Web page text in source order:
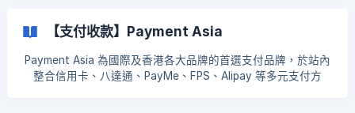
Payments 的支付方式 ▶️設定流程 ▶️官網前台畫面 為什麼選擇
Her
【支付收款】Payment Asia
Payment Asia 為國際及香港各大品牌的首選支付品牌，於站內
整合信用卡、八達通、PayMe、FPS、Alipay 等多元支付方